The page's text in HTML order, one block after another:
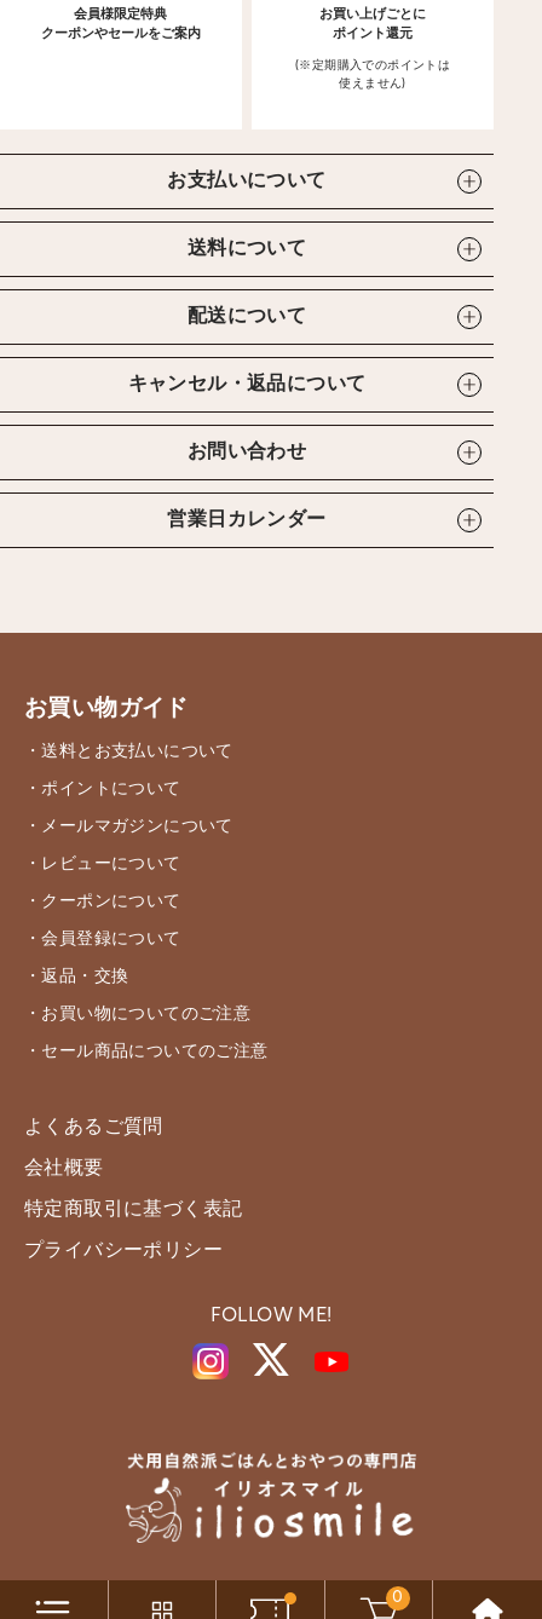
会員様限定特典
クーポンやセールをご案内
お買い上げごとに
ポイント還元
(※定期購入でのポイントは
使えません)
お支払いについて
送料について
配送について
キャンセル・返品について
お問い合わせ
営業日カレンダー
お買い物ガイド
・送料とお支払いについて
・ポイントについて
・メールマガジンについて
・レビューについて
・クーポンについて
・会員登録について
・返品・交換
・お買い物についてのご注意
・セール商品についてのご注意
よくあるご質問
会社概要
特定商取引に基づく表記
プライバシーポリシー
FOLLOW ME!
0